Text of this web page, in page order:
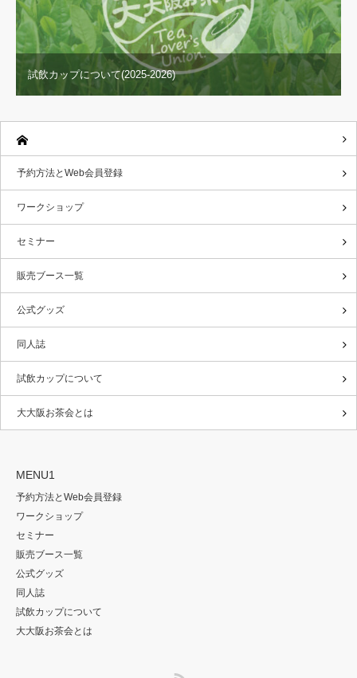
試飲カップについて(2025-2026)
予約方法とWeb会員登録
ワークショップ
セミナー
販売ブース一覧
公式グッズ
同人誌
試飲カップについて
大大阪お茶会とは
MENU1
予約方法とWeb会員登録
ワークショップ
セミナー
販売ブース一覧
公式グッズ
同人誌
試飲カップについて
大大阪お茶会とは